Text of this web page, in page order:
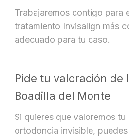
Trabajaremos contigo para
tratamiento Invisalign más
adecuado para tu caso.
Pide tu valoración de
Boadilla del Monte
Si quieres que valoremos tu
ortodoncia invisible,